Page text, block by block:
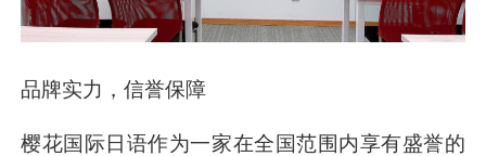
品牌实力，信誉保障
樱花国际日语作为一家在全国范围内享有盛誉的